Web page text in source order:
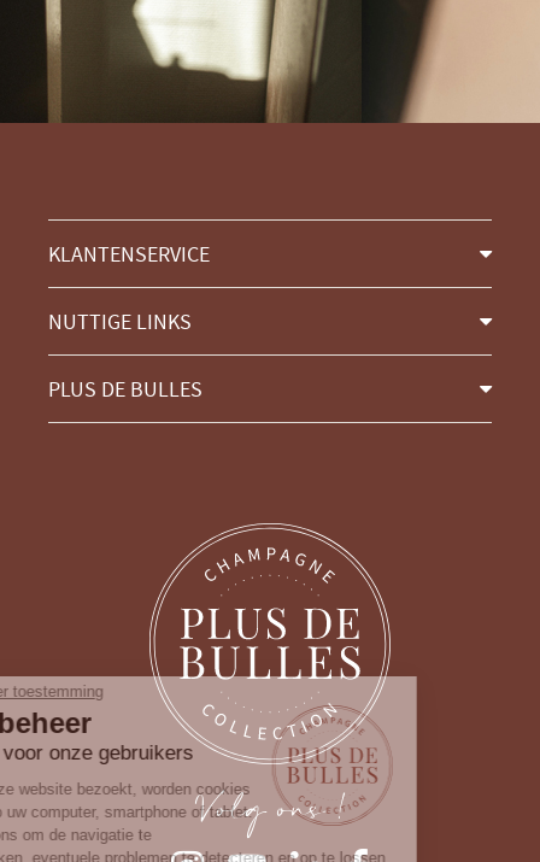
KLANTENSERVICE
NUTTIGE LINKS
PLUS DE BULLES
Volg ons !
Ga door zonder toestemming
Cookiebeheer
Wij zorgen voor onze gebruikers
Wanneer u onze website bezoekt, worden cookies
opgeslagen op uw computer, smartphone of tablet.
Deze helpen ons om de navigatie te
vergemakkelijken, eventuele problemen te detecteren en op te lossen.